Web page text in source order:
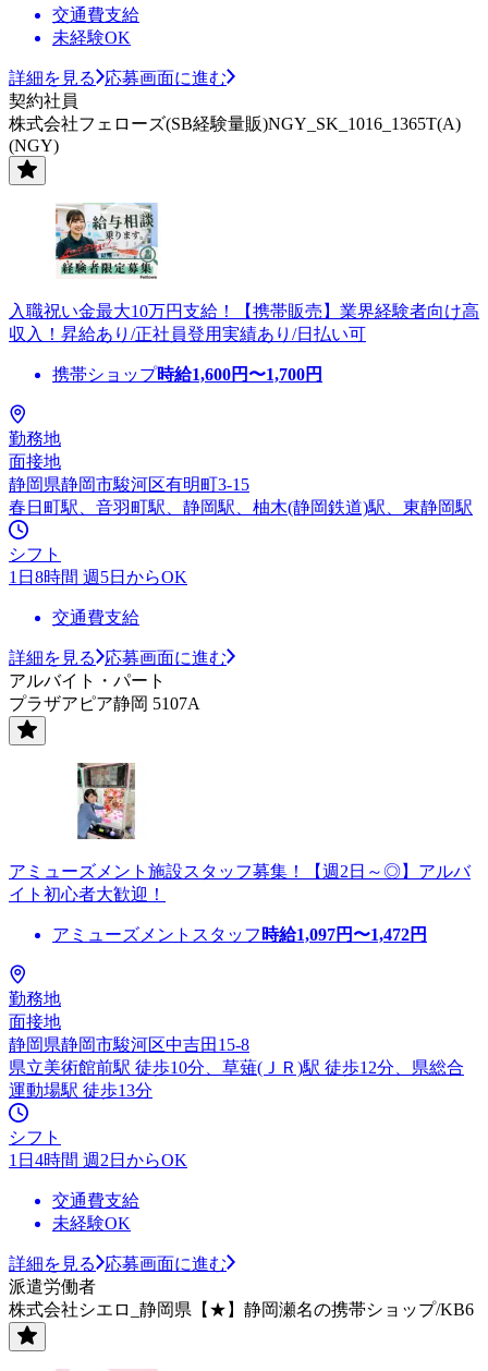
交通費支給
未経験OK
詳細を見る
応募画面に進む
契約社員
株式会社フェローズ(SB経験量販)NGY_SK_1016_1365T(A)
(NGY)
入職祝い金最大10万円支給！【携帯販売】業界経験者向け高
収入！昇給あり/正社員登用実績あり/日払い可
携帯ショップ時給1,600円〜1,700円
勤務地
面接地
静岡県静岡市駿河区有明町3-15
春日町駅、音羽町駅、静岡駅、柚木(静岡鉄道)駅、東静岡駅
シフト
1日8時間 週5日からOK
交通費支給
詳細を見る
応募画面に進む
アルバイト・パート
プラザアピア静岡 5107A
アミューズメント施設スタッフ募集！【週2日～◎】アルバ
イト初心者大歓迎！
アミューズメントスタッフ 時給1,097円〜1,472円
勤務地
面接地
静岡県静岡市駿河区中吉田15-8
県立美術館前駅 徒歩10分、草薙(ＪＲ)駅 徒歩12分、県総合
運動場駅 徒歩13分
シフト
1日4時間 週2日からOK
交通費支給
未経験OK
詳細を見る
応募画面に進む
派遣労働者
株式会社シエロ_静岡県【★】静岡瀬名の携帯ショップ/KB6